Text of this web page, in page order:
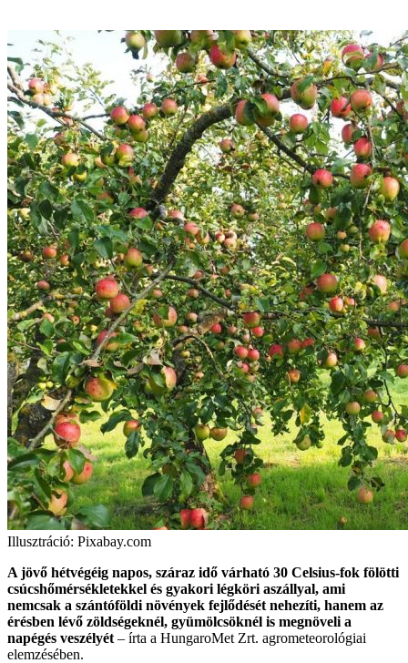
Illusztráció: Pixabay.com
A jövő hétvégéig napos, száraz idő várható 30 Celsius-fok fölötti
csúcshőmérsékletekkel és gyakori légköri aszállyal, ami
nemcsak a szántóföldi növények fejlődését nehezíti, hanem az
érésben lévő zöldségeknél, gyümölcsöknél is megnöveli a
napégés veszélyét – írta a HungaroMet Zrt. agrometeorológiai
elemzésében.